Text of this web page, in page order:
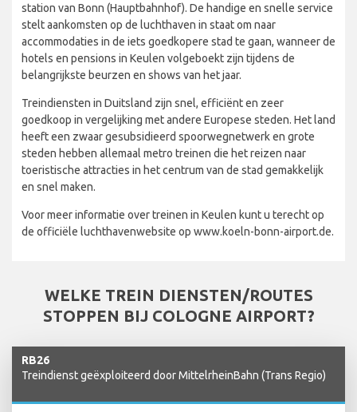
station van Bonn (Hauptbahnhof). De handige en snelle service
stelt aankomsten op de luchthaven in staat om naar
accommodaties in de iets goedkopere stad te gaan, wanneer de
hotels en pensions in Keulen volgeboekt zijn tijdens de
belangrijkste beurzen en shows van het jaar.
Treindiensten in Duitsland zijn snel, efficiënt en zeer
goedkoop in vergelijking met andere Europese steden. Het land
heeft een zwaar gesubsidieerd spoorwegnetwerk en grote
steden hebben allemaal metro treinen die het reizen naar
toeristische attracties in het centrum van de stad gemakkelijk
en snel maken.
Voor meer informatie over treinen in Keulen kunt u terecht op
de officiële luchthavenwebsite op www.koeln-bonn-airport.de.
WELKE TREIN DIENSTEN/ROUTES
STOPPEN BIJ COLOGNE AIRPORT?
RB26
Treindienst geëxploiteerd door MittelrheinBahn (Trans Regio)